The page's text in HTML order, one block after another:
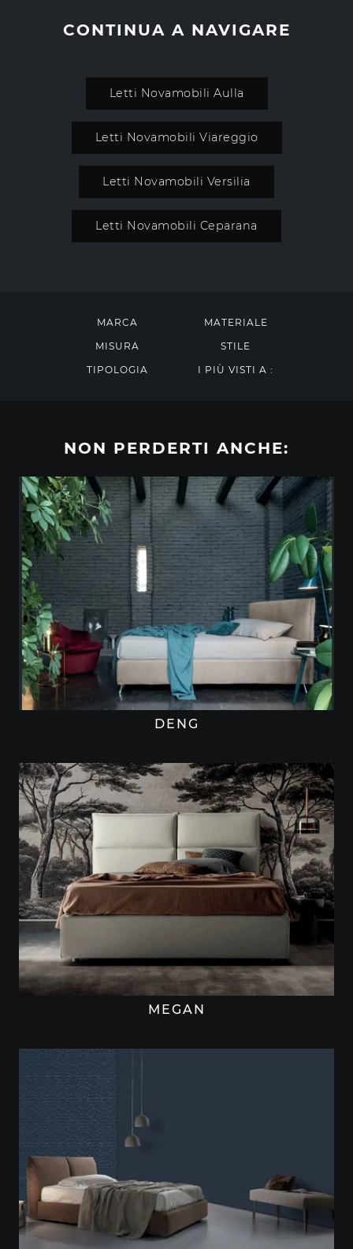
CONTINUA A NAVIGARE
Letti Novamobili Aulla
Letti Novamobili Viareggio
Letti Novamobili Versilia
Letti Novamobili Ceparana
MARCA
MATERIALE
MISURA
STILE
TIPOLOGIA
I PIÙ VISTI A :
NON PERDERTI ANCHE:
DENG
MEGAN